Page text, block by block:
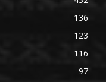
136
123
116
97